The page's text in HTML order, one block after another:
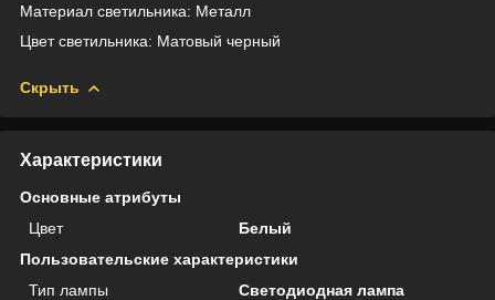
Материал светильника: Металл
Цвет светильника: Матовый черный
Скрыть
Характеристики
Основные атрибуты
Цвет
Белый
Пользовательские характеристики
Тип лампы
Светодиодная лампа